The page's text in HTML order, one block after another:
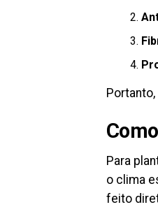
Para
o clima
feito